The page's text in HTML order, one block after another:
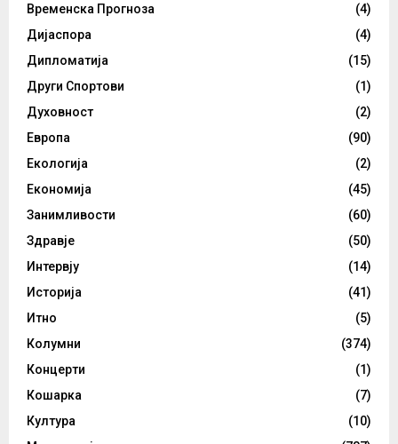
Временска Прогноза
(4)
Дијаспора
(4)
Дипломатија
(15)
Други Спортови
(1)
Духовност
(2)
Европа
(90)
Екологија
(2)
Економија
(45)
Занимливости
(60)
Здравје
(50)
Интервју
(14)
Историја
(41)
Итно
(5)
Колумни
(374)
Концерти
(1)
Кошарка
(7)
Култура
(10)